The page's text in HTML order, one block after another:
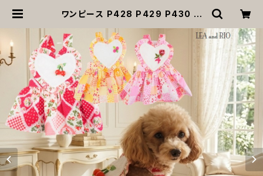
ワンピース P428 P429 P430 ハ
イド 花柄 リボン レース ドッグウェア
春夏 ドッグウエア ドッグ ウェア 犬 猫
ペット 服 犬服 猫服 シンプル 犬洋服
猫洋服 春 夏 洋服 女の子 男の子 小
型 おしゃれ かわいい 送料無料 返品
交換不可 | MOANA